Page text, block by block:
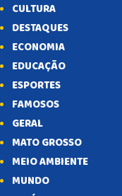
CULTURA
DESTAQUES
ECONOMIA
EDUCAÇÃO
ESPORTES
FAMOSOS
GERAL
MATO GROSSO
MEIO AMBIENTE
MUNDO